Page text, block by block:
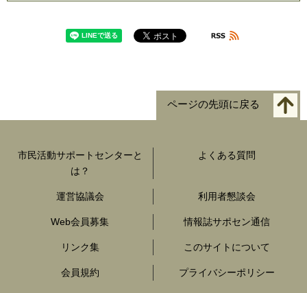
ページの先頭に戻る
市民活動サポートセンターと
は？
よくある質問
運営協議会 利用者懇談会
Web会員募集 情報誌サポセン通信
リンク集 このサイトについて
会員規約 プライバシーポリシー